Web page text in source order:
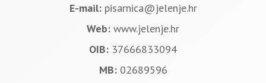
E-mail: pisarnica@jelenje.hr
Web: www.jelenje.hr
OIB: 37666833094
MB: 02689596